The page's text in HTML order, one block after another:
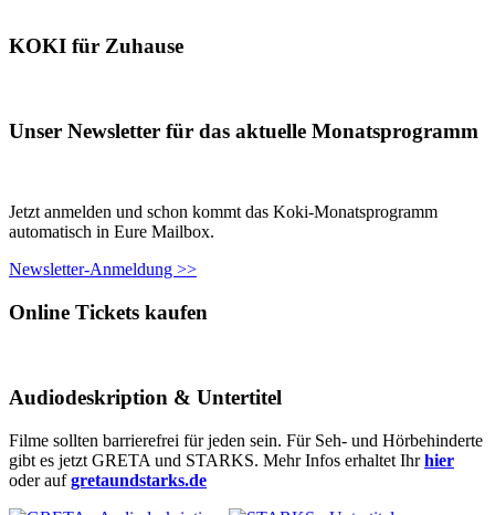
KOKI für Zuhause
Unser Newsletter für das aktuelle Monatsprogramm
Jetzt anmelden und schon kommt das Koki-Monatsprogramm
automatisch in Eure Mailbox.
Newsletter-Anmeldung >>
Online Tickets kaufen
Audiodeskription & Untertitel
Filme sollten barrierefrei für jeden sein. Für Seh- und Hörbehinderte
gibt es jetzt GRETA und STARKS. Mehr Infos erhaltet Ihrhier
oder aufgretaundstarks.de